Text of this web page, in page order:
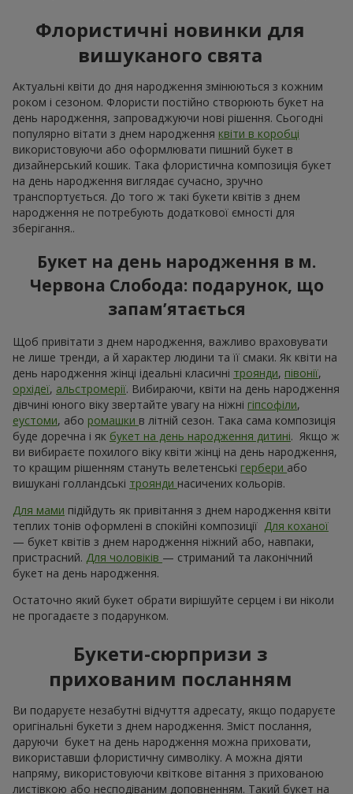
Флористичні новинки для
вишуканого свята
Актуальні квіти до дня народження змінюються з кожним
роком і сезоном. Флористи постійно створюють букет на
день народження, запроваджуючи нові рішення. Сьогодні
популярно вітати з днем народження квіти в коробці
використовуючи або оформлювати пишний букет в
дизайнерський кошик. Така флористична композиція букет
на день народження виглядає сучасно, зручно
транспортується. До того ж такі букети квітів з днем
народження не потребують додаткової ємності для
зберігання..
Букет на день народження в м.
Червона Слобода: подарунок, що
запам’ятається
Щоб привітати з днем народження, важливо враховувати
не лише тренди, а й характер людини та її смаки. Як квіти на
день народження жінці ідеальні класичні троянди, півонії,
орхідеї, альстромерії. Вибираючи, квіти на день народження
дівчині юного віку звертайте увагу на ніжні гіпсофіли,
еустоми, або ромашки в літній сезон. Така сама композиція
буде доречна і як букет на день народження дитині. Якщо ж
ви вибираєте похилого віку квіти жінці на день народження,
то кращим рішенням стануть велетенські гербери або
вишукані голландські троянди насичених кольорів.
Для мами підійдуть як привітання з днем ​​народження квіти
теплих тонів оформлені в спокійні композиції Для коханої
— букет квітів з днем ​​народження ніжний або, навпаки,
пристрасний. Для чоловіків — стриманий та лаконічний
букет на день народження.
Остаточно який букет обрати вирішуйте серцем і ви ніколи
не прогадаєте з подарунком.
Букети-сюрпризи з
прихованим посланням
Ви подаруєте незабутні відчуття адресату, якщо подаруєте
оригінальні букети з днем народження. Зміст послання,
даруючи букет на день народження можна приховати,
використавши флористичну символіку. А можна діяти
напряму, використовуючи квіткове вітання з прихованою
листівкою або несподіваним доповненням. Такий букет на